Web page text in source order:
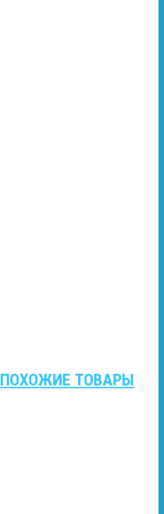
ПОХОЖИЕ ТОВАРЫ